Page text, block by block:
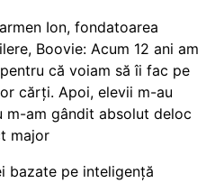
Ion, fondatoarea
Boovie: Acum 12 ani am
că voiam să îi fac pe
cărți. Apoi, elevii m-au
m-am gândit absolut deloc
major
bazate pe inteligență